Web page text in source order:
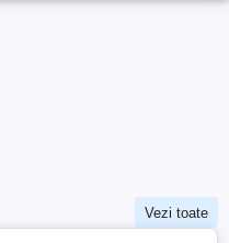
Vezi toate